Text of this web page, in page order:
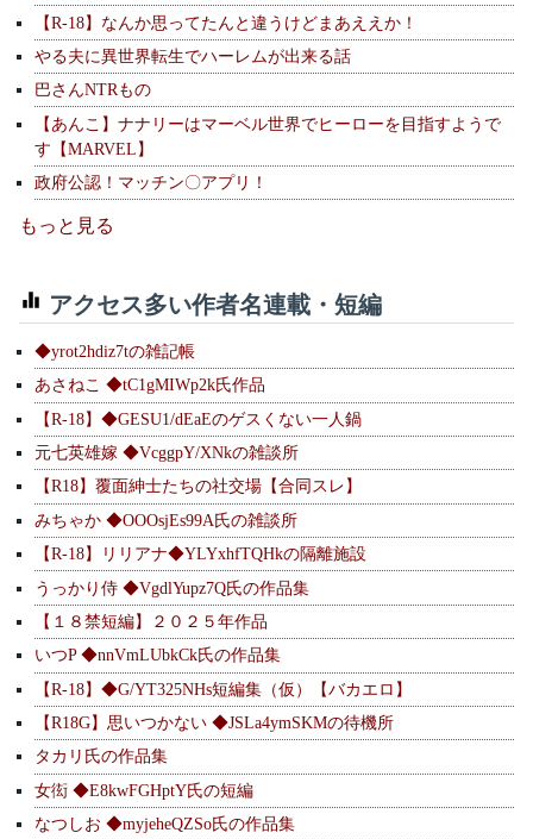
【R-18】なんか思ってたんと違うけどまあええか！
やる夫に異世界転生でハーレムが出来る話
巴さんNTRもの
【あんこ】ナナリーはマーベル世界でヒーローを目指すようで
す【MARVEL】
政府公認！マッチン〇アプリ！
もっと見る
アクセス多い作者名連載・短編
◆yrot2hdiz7tの雑記帳
あさねこ ◆tC1gMIWp2k氏作品
【R-18】◆GESU1/dEaEのゲスくない一人鍋
元七英雄嫁 ◆VcggpY/XNkの雑談所
【R18】覆面紳士たちの社交場【合同スレ】
みちゃか ◆OOOsjEs99A氏の雑談所
【R-18】リリアナ◆YLYxhfTQHkの隔離施設
うっかり侍 ◆VgdlYupz7Q氏の作品集
【１８禁短編】２０２５年作品
いつP ◆nnVmLUbkCk氏の作品集
【R-18】◆G/YT325NHs短編集（仮）【バカエロ】
【R18G】思いつかない ◆JSLa4ymSKMの待機所
タカリ氏の作品集
女衒 ◆E8kwFGHptY氏の短編
なつしお ◆myjeheQZSo氏の作品集